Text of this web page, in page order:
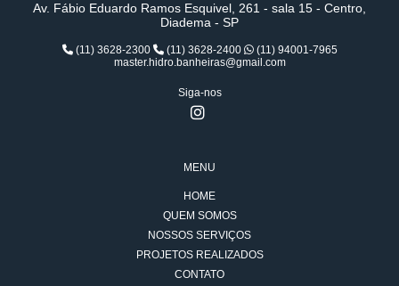
Av. Fábio Eduardo Ramos Esquivel, 261 - sala 15 - Centro,
Diadema - SP
(11) 3628-2300 (11) 3628-2400
(11) 94001-7965
master.hidro.banheiras@gmail.com
Siga-nos
MENU
HOME
QUEM SOMOS
NOSSOS SERVIÇOS
PROJETOS REALIZADOS
CONTATO